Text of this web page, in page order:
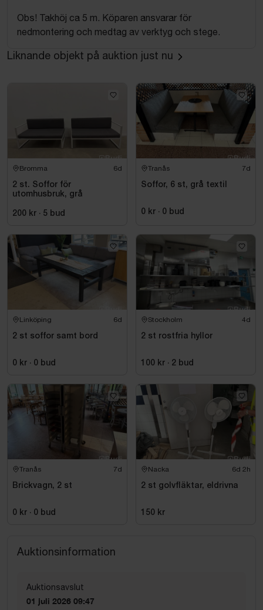
Obs! Takhöj ca 5 m. Köparen ansvarar för
nedmontering och medtag av verktyg och stege.
Liknande objekt på auktion just nu
Bromma 6d
2 st. Soffor för
utomhusbruk, grå
200 kr · 5 bud
Tranås 7d
Soffor, 6 st, grå textil
0 kr · 0 bud
Linköping 6d
2 st soffor samt bord
0 kr · 0 bud
Stockholm 4d
2 st rostfria hyllor
100 kr · 2 bud
Tranås 7d
Brickvagn, 2 st
0 kr · 0 bud
Nacka 6d 2h
2 st golvfläktar, eldrivna
150 kr
Auktionsinformation
Auktionsavslut
01 juli 2026 09:47